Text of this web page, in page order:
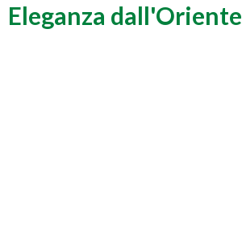
Eleganza dall'Oriente